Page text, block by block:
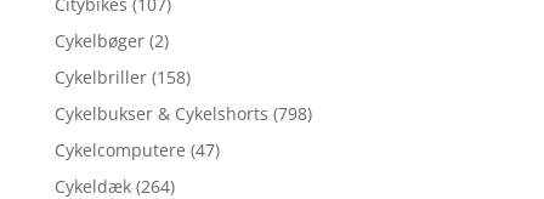
Cykelbøger (2)
Cykelbriller (158)
Cykelbukser & Cykelshorts (798)
Cykelcomputere (47)
Cykeldæk (264)